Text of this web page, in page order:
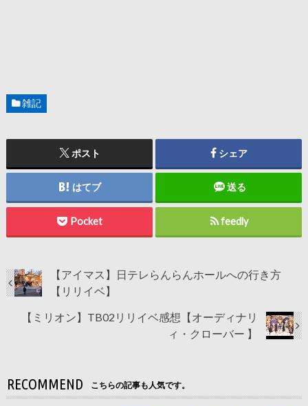
雑記
ポスト シェア
はてブ 送る
Pocket feedly
【アイマス】日テレらんらんホールへの行き方
【リリイベ】
【ミリオン】TB02リリイベ感想【オーディナリ
ィ・クローバー 】
RECOMMEND こちらの記事も人気です。